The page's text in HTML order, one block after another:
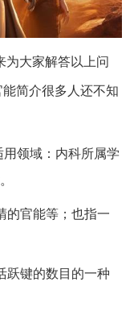
为大家解答以上问
简介很多人还不知
领域：内科所属学
的官能等；也指一
跃键的数目的一种